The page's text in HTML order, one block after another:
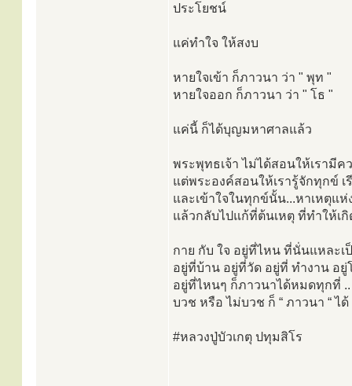
ประโยชน์
แค่ทำใจ ให้สงบ
หายใจเข้า ก็ภาวนา ว่า " พุท "
หายใจออก ก็ภาวนา ว่า " โธ "
แค่นี้ ก็ได้บุญมหาศาลแล้ว
พระพุทธเจ้า ไม่ได้สอนให้เรามีค
แต่พระองค์สอนให้เรารู้จักทุกข์ เ
และเข้าใจในทุกข์นั้น...หาเหตุแ
แล้วกลับไปแก้ที่ต้นเหตุ ที่ทำให้เ
กาย กับ ใจ อยู่ที่ไหน ที่นั่นแหละ
อยู่ที่บ้าน อยู่ที่วัด อยู่ที่ ทำงาน อยู่
อยู่ที่ไหนๆ ก็ภาวนาได้หมดทุกที่ ..
บวช หรือ ไม่บวช ก็ “ ภาวนา “ ได้
#หลวงปู่บัวเกตุ ปทุมสิโร